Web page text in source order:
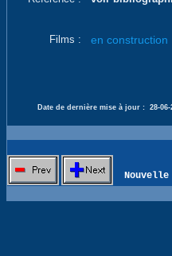
Films : en construction
Date de dernière mise à jour : 28-06-